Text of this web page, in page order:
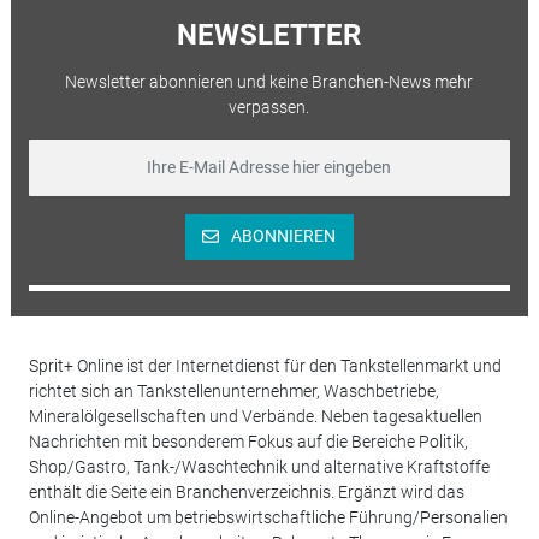
NEWSLETTER
Newsletter abonnieren und keine Branchen-News mehr
verpassen.
ABONNIEREN
Sprit+ Online ist der Internetdienst für den Tankstellenmarkt und
richtet sich an Tankstellenunternehmer, Waschbetriebe,
Mineralölgesellschaften und Verbände. Neben tagesaktuellen
Nachrichten mit besonderem Fokus auf die Bereiche Politik,
Shop/Gastro, Tank-/Waschtechnik und alternative Kraftstoffe
enthält die Seite ein Branchenverzeichnis. Ergänzt wird das
Online-Angebot um betriebswirtschaftliche Führung/Personalien